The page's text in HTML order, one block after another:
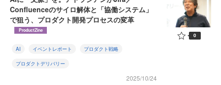
Confluenceのサイロ解体と「協働システム」
で狙う、プロダクト開発プロセスの変革
ProductZine
AI イベントレポート プロダクト戦略
プロダクトデリバリー
2025/10/24
0